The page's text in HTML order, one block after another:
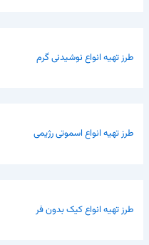
طرز تهیه انواع نوشیدنی گرم
طرز تهیه انواع اسموتی رژیمی
طرز تهیه انواع کیک بدون فر